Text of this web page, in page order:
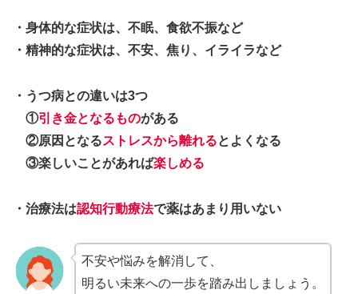
・身体的な症状は、不眠、食欲不振など
・精神的な症状は、不安、焦り、イライラなど
・うつ病との違いは3つ
①引き金となるものがある
②原因となるストレスから離れるとよくなる
③楽しいことがあれば楽しめる
・治療法は認知行動療法で薬はあまり用いない
不安や悩みを解消して、
明るい未来への一歩を踏み出しましょう。